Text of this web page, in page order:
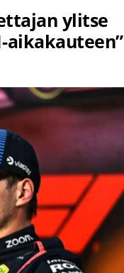
ylitse
aikakauteen”